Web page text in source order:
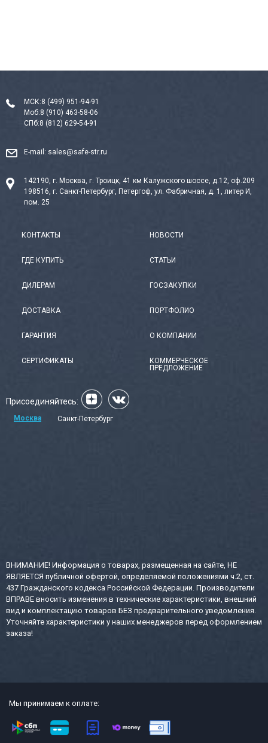
МСК:8 (499) 951-94-91
Моб:8 (910) 463-58-06
СПб:8 (812) 629-54-91
E-mail: sales@safe-str.ru
142190, г. Москва, г. Троицк, 41 км Калужского шоссе, д.12, оф.209
198516, г. Санкт-Петербург, Петергоф, ул. Фабричная, д. 1, литер И,
пом. 25
КОНТАКТЫ
ГДЕ КУПИТЬ
ДИЛЕРАМ
ДОСТАВКА
ГАРАНТИЯ
СЕРТИФИКАТЫ
НОВОСТИ
СТАТЬИ
ГОСЗАКУПКИ
ПОРТФОЛИО
О КОМПАНИИ
КОММЕРЧЕСКОЕ
ПРЕДЛОЖЕНИЕ
Присоединяйтесь:
Москва Санкт-Петербург
ВНИМАНИЕ! Информация о товарах, размещенная на сайте, НЕ
ЯВЛЯЕТСЯ публичной офертой, определяемой положениями ч.2, ст.
437 Гражданского кодекса Российской Федерации. Производители
ВПРАВЕ вносить изменения в технические характеристики, внешний
вид и комплектацию товаров БЕЗ предварительного уведомления.
Уточняйте характеристики у наших менеджеров перед оформлением
заказа!
Мы принимаем к оплате: